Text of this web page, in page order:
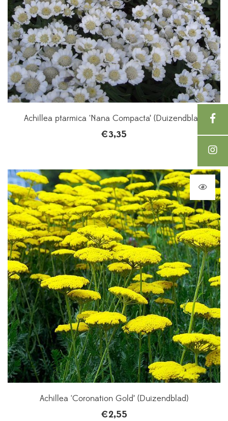
Achillea ptarmica ‘Nana Compacta’ (Duizendblad)
€3,35
Achillea ‘Coronation Gold’ (Duizendblad)
€2,55